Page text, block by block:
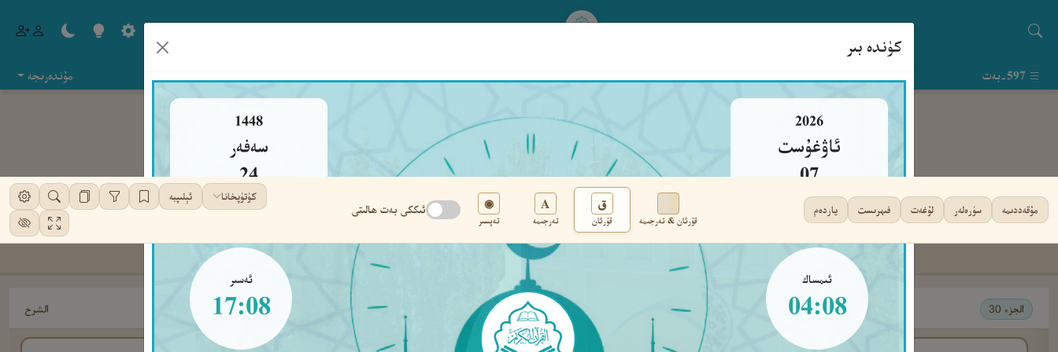
كۈندە بىر
2026
ئاۋغۇست
07
جۈمە
1448
سەفەر
24
جۈمە
ئىمساك
04:08
ئەسىر
17:08
مۇندەرىجە
مۇقەددىمە سۈرەلەر لۇغەت فىھرىست ياردەم
قۇرئان & تەرجىمە
ق
قۇرئان
A
تەرجىمە
◉
تەپسىر
ئىككى بەت ھالىتى
كۈتۈپخانا ئېلىپبە
تەڭشەك
الجزء 30 ‹ ‹ ٥٩٧ › › الشرح